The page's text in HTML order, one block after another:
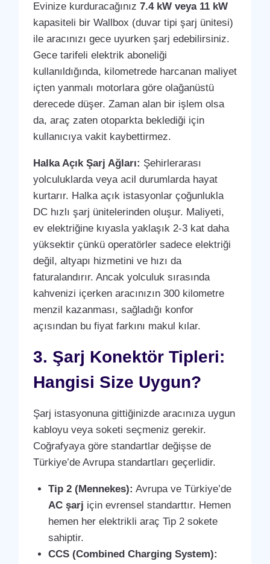
Evinize kurduracağınız 7.4 kW veya 11 kW
kapasiteli bir Wallbox (duvar tipi şarj ünitesi)
ile aracınızı gece uyurken şarj edebilirsiniz.
Gece tarifeli elektrik aboneliği
kullanıldığında, kilometrede harcanan maliyet
içten yanmalı motorlara göre olağanüstü
derecede düşer. Zaman alan bir işlem olsa
da, araç zaten otoparkta beklediği için
kullanıcıya vakit kaybettirmez.
Halka Açık Şarj Ağları: Şehirlerarası
yolculuklarda veya acil durumlarda hayat
kurtarır. Halka açık istasyonlar çoğunlukla
DC hızlı şarj ünitelerinden oluşur. Maliyeti,
ev elektriğine kıyasla yaklaşık 2-3 kat daha
yüksektir çünkü operatörler sadece elektriği
değil, altyapı hizmetini ve hızı da
faturalandırır. Ancak yolculuk sırasında
kahvenizi içerken aracınızın 300 kilometre
menzil kazanması, sağladığı konfor
açısından bu fiyat farkını makul kılar.
3. Şarj Konektör Tipleri:
Hangisi Size Uygun?
Şarj istasyonuna gittiğinizde aracınıza uygun
kabloyu veya soketi seçmeniz gerekir.
Coğrafyaya göre standartlar değişse de
Türkiye’de Avrupa standartları geçerlidir.
Tip 2 (Mennekes): Avrupa ve Türkiye’de
AC şarj için evrensel standarttır. Hemen
hemen her elektrikli araç Tip 2 sokete
sahiptir.
CCS (Combined Charging System):